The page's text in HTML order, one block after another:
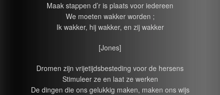
Maak stappen d’r is plaats voor iedereen
We moeten wakker worden ;
Ik wakker, hij wakker, en zij wakker
[Jones]
Dromen zijn vrijetijdsbesteding voor de hersens
Stimuleer ze en laat ze werken
De dingen die ons gelukkig maken, maken ons wijs